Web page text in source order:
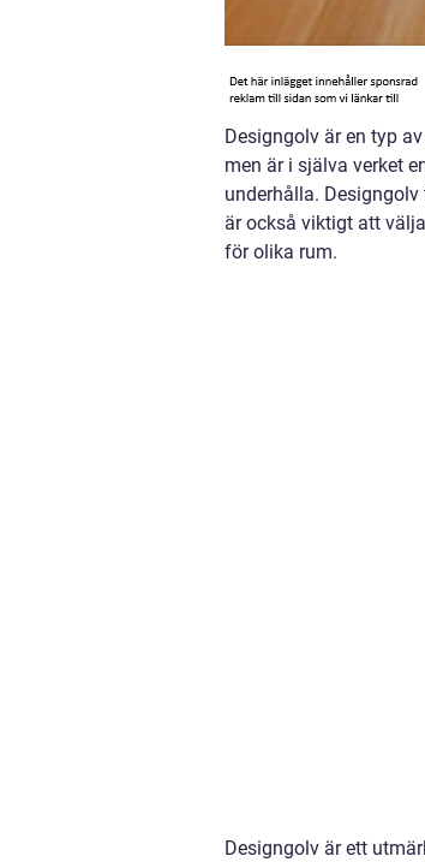
Designgolv är en typ
men är i själva verket
underhålla.
är också viktigt att
för olika rum.
Designgolv är ett